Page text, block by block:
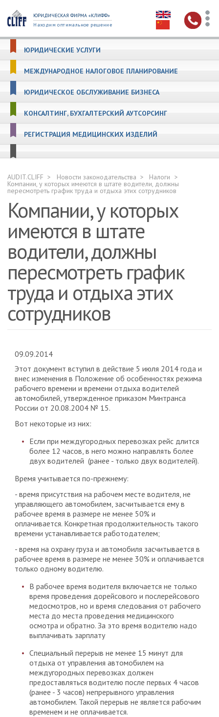
ЮРИДИЧЕСКАЯ ФИРМА «КЛИФФ»
Находим оптимальное решение
ЮРИДИЧЕСКИЕ УСЛУГИ
МЕЖДУНАРОДНОЕ НАЛОГОВОЕ ПЛАНИРОВАНИЕ
ЮРИДИЧЕСКОЕ ОБСЛУЖИВАНИЕ БИЗНЕСА
КОНСАЛТИНГ, БУХГАЛТЕРСКИЙ АУТСОРСИНГ
РЕГИСТРАЦИЯ МЕДИЦИНСКИХ ИЗДЕЛИЙ
AUDIT.CLIFF Новости законодательства Налоги
Компании, у которых имеются в штате водители, должны
пересмотреть график труда и отдыха этих сотрудников
Компании, у которых
имеются в штате
водители, должны
пересмотреть график
труда и отдыха этих
сотрудников
09.09.2014
Этот документ вступил в действие 5 июля 2014 года и
внес изменения в Положение об особенностях режима
рабочего времени и времени отдыха водителей
автомобилей, утвержденное приказом Минтранса
России от 20.08.2004 № 15.
Вот некоторые из них:
Если при междугородных перевозках рейс длится
более 12 часов, в него можно направлять более
двух водителей (ранее - только двух водителей).
Время учитывается по-прежнему:
- время присутствия на рабочем месте водителя, не
управляющего автомобилем, засчитывается ему в
рабочее время в размере не менее 50% и
оплачивается. Конкретная продолжительность такого
времени устанавливается работодателем;
- время на охрану груза и автомобиля засчитывается в
рабочее время в размере не менее 30% и оплачивается
только одному водителю.
В рабочее время водителя включается не только
время проведения дорейсового и послерейсового
медосмотров, но и время следования от рабочего
места до места проведения медицинского
осмотра и обратно. За это время водителю надо
выплачивать зарплату
Специальный перерыв не менее 15 минут для
отдыха от управления автомобилем на
междугородных перевозках должен
предоставляться водителю после первых 4 часов
(ранее - 3 часов) непрерывного управления
автомобилем. Такой перерыв не является рабочим
временем и не оплачивается.